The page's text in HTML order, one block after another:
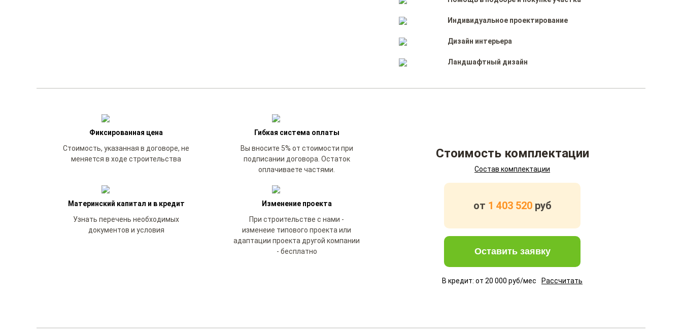
Индивидуальное проектирование
Дизайн интерьера
Ландшафтный дизайн
Фиксированная цена
Стоимость, указанная в договоре, не
меняется в ходе строительства
Гибкая система оплаты
Вы вносите 5% от стоимости при
подписании договора. Остаток
оплачиваете частями.
Материнский капитал и в кредит
Узнать перечень необходимых
документов и условия
Изменение проекта
При строительстве с нами -
изменеие типового проекта или
адаптации проекта другой компании
- бесплатно
Стоимость комплектации
Состав комплектации
от 1 403 520 руб
Оставить заявку
В кредит: от 20 000 руб/мес Рассчитать